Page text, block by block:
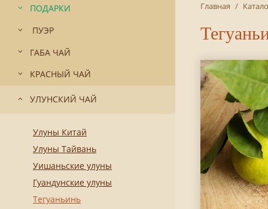
ПОДАРКИ
ПУЭР
ГАБА ЧАЙ
КРАСНЫЙ ЧАЙ
УЛУНСКИЙ ЧАЙ
Улуны Китай
Улуны Тайвань
Уишаньские улуны
Гуандунские улуны
Тегуаньинь
Главная /